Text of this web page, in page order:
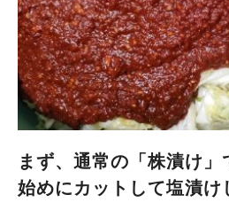
まず、通常の「株漬け
始めにカットして塩漬け